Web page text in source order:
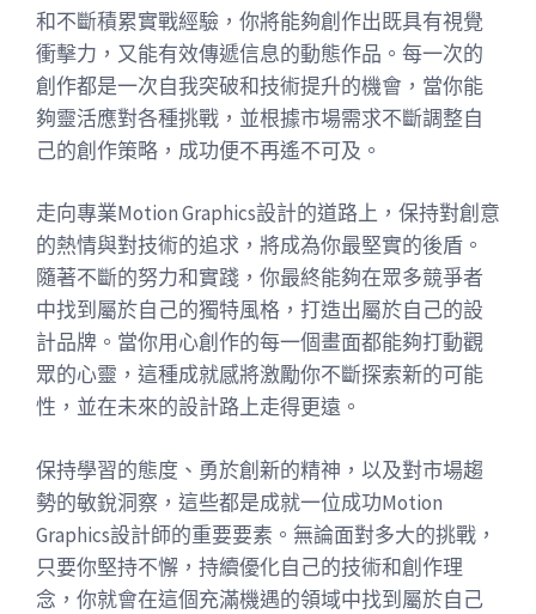
和不斷積累實戰經驗，你將能夠創作出既具有視覺
衝擊力，又能有效傳遞信息的動態作品。每一次的
創作都是一次自我突破和技術提升的機會，當你能
夠靈活應對各種挑戰，並根據市場需求不斷調整自
己的創作策略，成功便不再遙不可及。
走向專業Motion Graphics設計的道路上，保持對創意
的熱情與對技術的追求，將成為你最堅實的後盾。
隨著不斷的努力和實踐，你最終能夠在眾多競爭者
中找到屬於自己的獨特風格，打造出屬於自己的設
計品牌。當你用心創作的每一個畫面都能夠打動觀
眾的心靈，這種成就感將激勵你不斷探索新的可能
性，並在未來的設計路上走得更遠。
保持學習的態度、勇於創新的精神，以及對市場趨
勢的敏銳洞察，這些都是成就一位成功Motion
Graphics設計師的重要要素。無論面對多大的挑戰，
只要你堅持不懈，持續優化自己的技術和創作理
念，你就會在這個充滿機遇的領域中找到屬於自己